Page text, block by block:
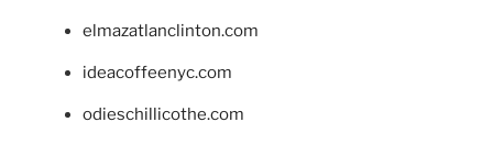
elmazatlanclinton.com
ideacoffeenyc.com
odieschillicothe.com